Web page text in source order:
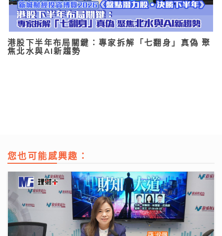
港股下半年布局關鍵：專家拆解「七翻身」真偽 聚
焦北水與AI新趨勢
您也可能感興趣：